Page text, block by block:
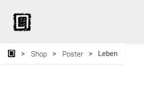
Shop Poster Leben